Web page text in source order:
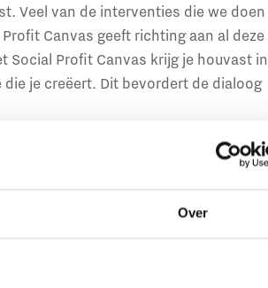
Over
Veel van de interventies die we doen
Canvas geeft richting aan al deze
Social Profit Canvas krijg je houvast in
je creëert. Dit bevordert de dialoog
tot een aanpak. De aanpak kan
we je leren hoe je de waarde